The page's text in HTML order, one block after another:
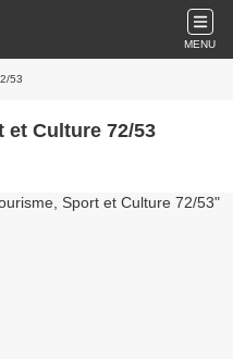
MENU
53
et Culture 72/53